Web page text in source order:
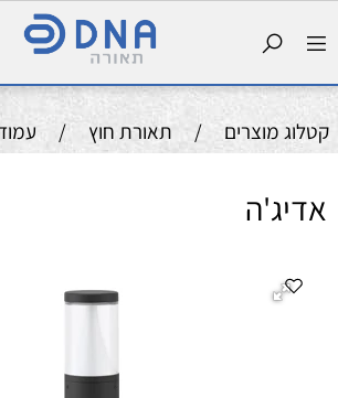
קטלוג מוצרים / תאורת חוץ /
אדיג'ה